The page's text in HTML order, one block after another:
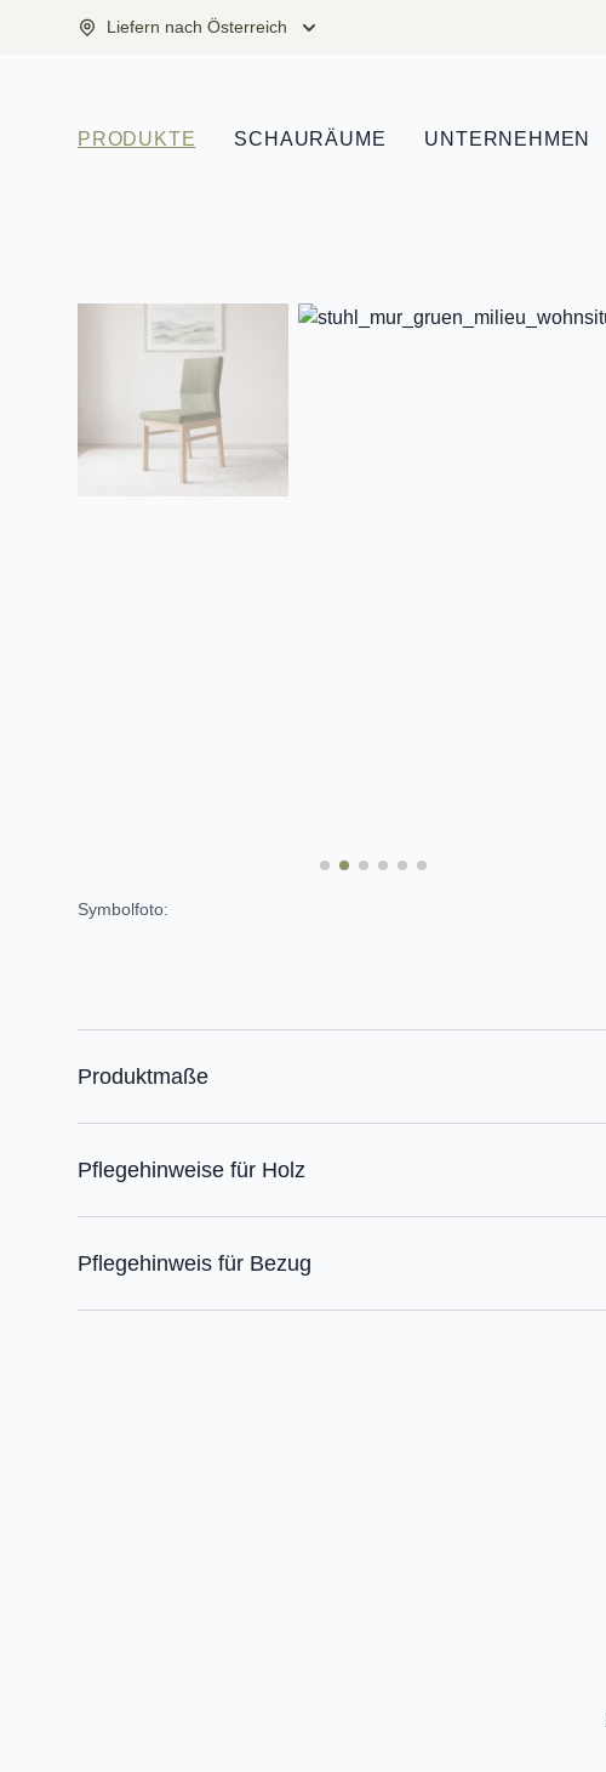
Liefern nach Österreich
PRODUKTE SCHAURÄUME UNTERNEHMEN
Symbolfoto:
Produktmaße
Pflegehinweise für Holz
Pflegehinweis für Bezug